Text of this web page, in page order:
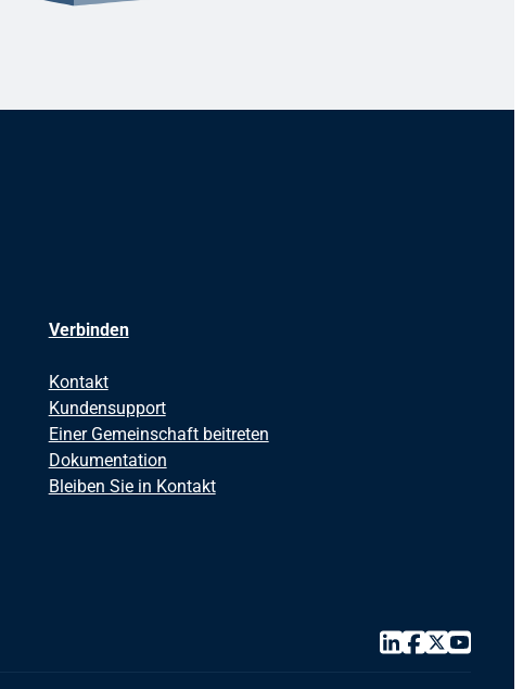
Verbinden
Kontakt
Kundensupport
Einer Gemeinschaft beitreten
Dokumentation
Bleiben Sie in Kontakt